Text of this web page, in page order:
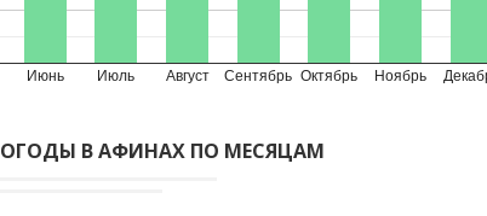
Июнь Июль Август Сентябрь Октябрь Ноябрь
В АФИНАХ ПО МЕСЯЦАМ